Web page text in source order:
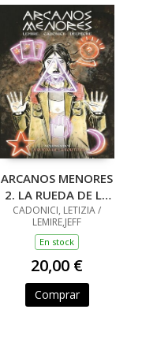
ARCANOS MENORES
2. LA RUEDA DE LA
FORTUNA
CADONICI, LETIZIA /
LEMIRE,JEFF
En stock
20,00 €
Comprar